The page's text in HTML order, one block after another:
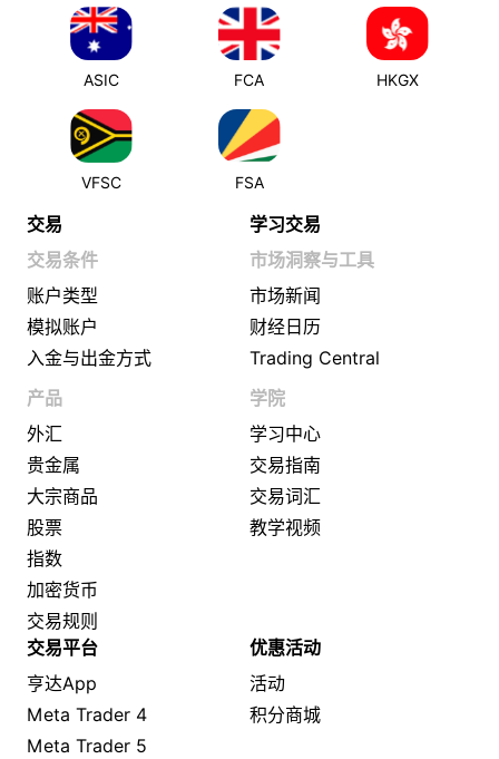
ASIC FCA HKGX
VFSC FSA
交易
交易条件
账户类型
模拟账户
入金与出金方式
产品
外汇
贵金属
大宗商品
股票
指数
加密货币
交易规则
交易平台
亨达App
Meta Trader 4
Meta Trader 5
学习交易
市场洞察与工具
市场新闻
财经日历
Trading Central
学院
学习中心
交易指南
交易词汇
教学视频
优惠活动
活动
积分商城